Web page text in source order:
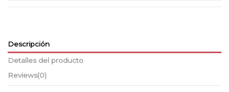
Descripción
Detalles del producto
Reviews(0)